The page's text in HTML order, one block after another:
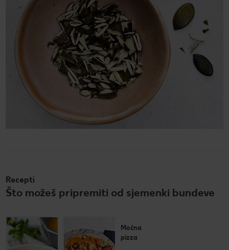
Recepti
Što možeš pripremiti od sjemenki bundeve
Juha od
bundeve,
batata i
Moćna
pizza